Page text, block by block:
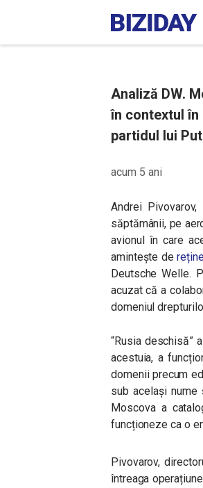
Analiză DW.
în contextul
partidul lui
acum 5 ani
Andrei
săptămânii, pe
avionul în care
amintește de
Deutsche Welle.
acuzat că a
domeniul
“Rusia deschisă”
acestuia, a
domenii precum
sub același
Moscova a
funcționeze ca o
Pivovarov,
întreaga